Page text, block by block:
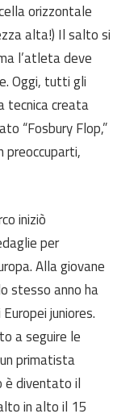
orizzontale
alta!) Il salto si
l’atleta deve
Oggi, tutti gli
tecnica creata
“Fosbury Flop,”
preoccuparti,
iniziò
per
Alla giovane
stesso anno ha
juniores.
a seguire le
primatista
è diventato il
in alto il 15